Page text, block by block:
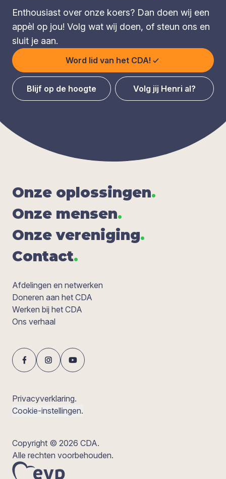
Enthousiast over onze koers? Dan doen wij een
appèl op jou! Volg wat wij doen, of steun ons en
sluit je aan.
Word lid van het CDA!
Blijf op de hoogte Volg jij Henri al?
Onze oplos­sin­gen.
Onze men­sen.
Onze ver­e­ni­ging.
Con­tact.
Afdelingen en netwerken
Doneren aan het CDA
Werken bij het CDA
Ons verhaal
Privacyverklaring.
Cookie-instellingen.
Copyright © 2026 CDA.
Alle rechten voorbehouden.